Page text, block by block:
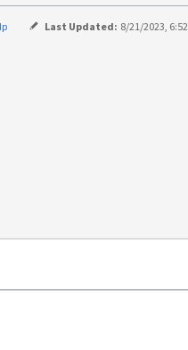
Last Updated: 8/21/2023,